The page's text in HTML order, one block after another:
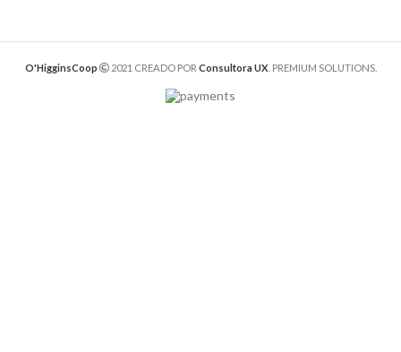
O'HigginsCoop 2021 CREADO POR Consultora UX. PREMIUM SOLUTIONS.